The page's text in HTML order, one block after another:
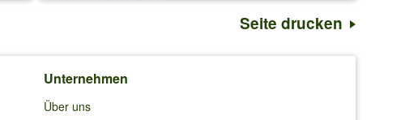
Seite drucken
Unternehmen
Über uns